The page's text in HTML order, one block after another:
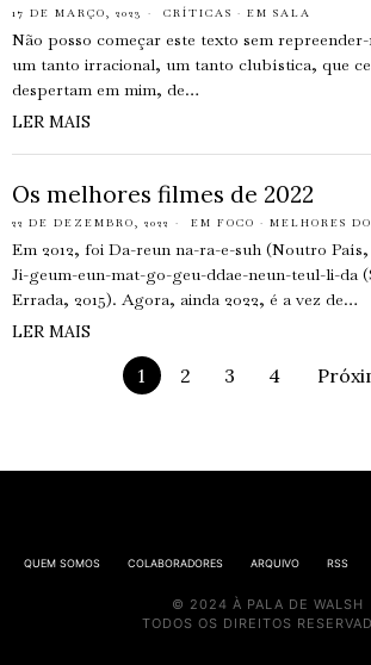
17 DE MARÇO, 2023 CRÍTICAS · EM SALA
Não posso começar este texto sem
um tanto irracional, um tanto clubística, que
despertam em mim, de…
LER MAIS
Os melhores filmes de 2022
22 DE DEZEMBRO, 2022 EM FOCO · MELHORES
Em 2012, foi Da-reun na-ra-e-suh (Noutro País,
Ji-geum-eun-mat-go-geu-ddae-neun-teul-li-da
Errada, 2015). Agora, ainda 2022, é a vez de…
LER MAIS
1 2 3 4
QUEM SOMOS COLABORADORES ARQUIVO RSS
© 2024 À PALA DE WALSH
TODOS OS DIREITOS